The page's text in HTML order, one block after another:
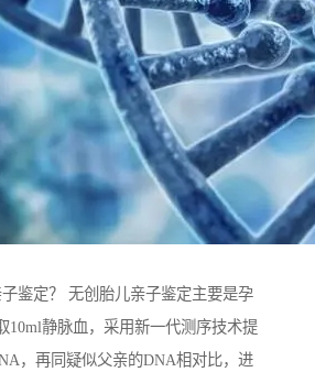
鉴定？ 无创胎儿亲子鉴定主要是孕
10ml静脉血，采用新一代测序技术提
，再同疑似父亲的DNA相对比，进